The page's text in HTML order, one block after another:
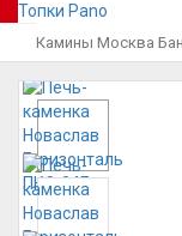
Топки Pano
Камины Москва